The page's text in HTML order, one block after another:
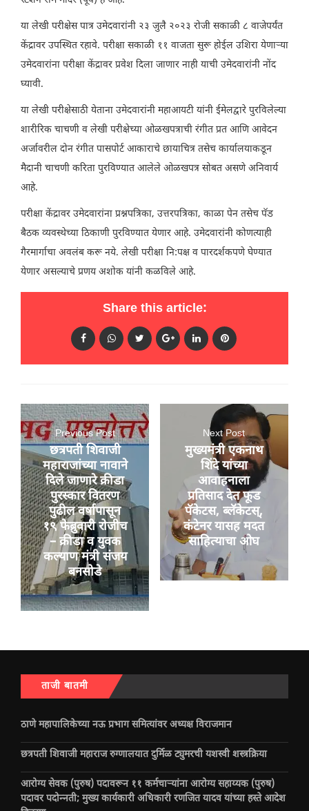
या लेखी परीक्षेस पात्र उमेदवारांनी २३ जुलै २०२३ रोजी सकाळी ८ वाजेपर्यंत
केंद्रावर उपस्थित रहावे. परीक्षा सकाळी ११ वाजता सुरू होईल उशिरा येणाऱ्या
उमेदवारांना परीक्षा केंद्रावर प्रवेश दिला जाणार नाही याची उमेदवारांनी नोंद
घ्यावी.
या लेखी परीक्षेसाठी येताना उमेदवारांनी महाआयटी यांनी ईमेलद्वारे पुरविलेल्या
शारीरिक चाचणी व लेखी परीक्षेच्या ओळखपत्राची रंगीत प्रत आणि आवेदन
अर्जावरील दोन रंगीत पासपोर्ट आकाराचे छायाचित्र तसेच कार्यालयाकडून
मैदानी चाचणी करिता पुरविण्यात आलेले ओळखपत्र सोबत असणे अनिवार्य
आहे.
परीक्षा केंद्रावर उमेदवारांना प्रश्नपत्रिका, उत्तरपत्रिका, काळा पेन तसेच पॅड
बैठक व्यवस्थेच्या ठिकाणी पुरविण्यात येणार आहे. उमेदवारांनी कोणत्याही
गैरमार्गाचा अवलंब करू नये. लेखी परीक्षा नि:पक्ष व पारदर्शकपणे घेण्यात
येणार असल्याचे प्रणय अशोक यांनी कळविले आहे.
Share this article:
Previous Post
छत्रपती शिवाजी
महाराजांच्या नावाने
दिले जाणारे क्रीडा
पुरस्कार वितरण
पुढील वर्षापासून
१९ फेब्रुवारी रोजीच
– क्रीडा व युवक
कल्याण मंत्री संजय
बनसोडे
Next Post
मुख्यमंत्री एकनाथ
शिंदे यांच्या
आवाहनाला
प्रतिसाद देत फूड
पॅकेटस, ब्लॅकेटस्,
कंटेनर यासह मदत
साहित्याचा ओघ
ताजी बातमी
ठाणे महापालिकेच्या नऊ प्रभाग समित्यांवर अध्यक्ष विराजमान
छत्रपती शिवाजी महाराज रुग्णालयात दुर्मिळ ट्युमरची यशस्वी शस्त्रक्रिया
आरोग्य सेवक (पुरुष) पदावरून ११ कर्मचाऱ्यांना आरोग्य सहाय्यक (पुरुष)
पदावर पदोन्नती; मुख्य कार्यकारी अधिकारी रणजित यादव यांच्या हस्ते आदेश